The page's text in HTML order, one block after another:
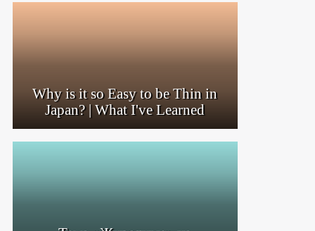
Why is it so Easy to be Thin in
Japan? | What I've Learned